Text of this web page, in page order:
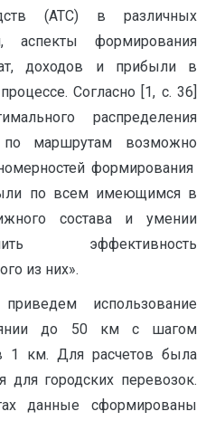
(АТС) в различных
аспекты формирования
доходов и прибыли в
Согласно [1, с. 36]
распределения
по маршрутам возможно
формирования
по всем имеющимся в
состава и умении
эффективность
из них».
использование
до 50 км с шагом
1 км. Для расчетов была
для городских перевозок.
данные сформированы